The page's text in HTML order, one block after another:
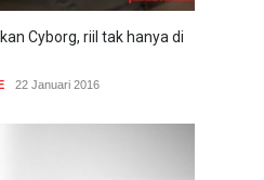
Cyborg, riil tak hanya di
22 Januari 2016